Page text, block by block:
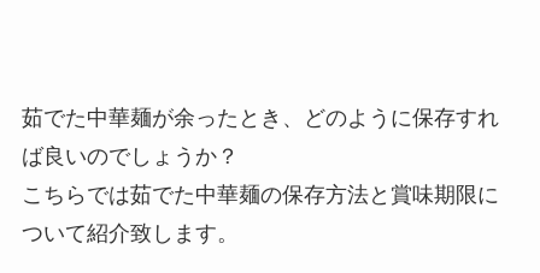
茹でた中華麺が余ったとき、どのように保存すれ
ば良いのでしょうか？
こちらでは茹でた中華麺の保存方法と賞味期限に
ついて紹介致します。